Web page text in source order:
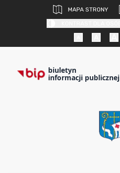
MAPA STRONY
biuletyn
informacji publicznej